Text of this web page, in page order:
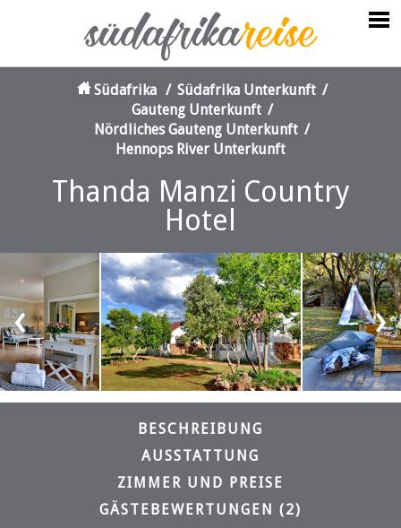
Südafrika / Südafrika Unterkunft /
Gauteng Unterkunft /
Nördliches Gauteng Unterkunft /
Hennops River Unterkunft
Thanda Manzi Country
Hotel
‹ ›
BESCHREIBUNG
AUSSTATTUNG
ZIMMER UND PREISE
GÄSTEBEWERTUNGEN (2)